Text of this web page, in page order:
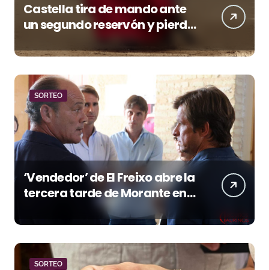
Castella tira de mando ante
un segundo reservón y pierde
premio con la espada
SORTEO
‘Vendedor’ de El Freixo abre la
tercera tarde de Morante en
la temporada portuense
SORTEO